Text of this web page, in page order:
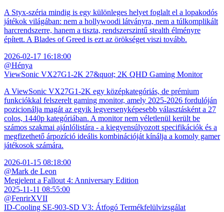
A Styx-széria mindig is egy különleges helyet foglalt el a lopakodós
játékok világában: nem a hollywoodi látványra, nem a túlkomplikált
harcrendszerre, hanem a tiszta, rendszerszintű stealth élményre
épített. A Blades of Greed is ezt az örökséget viszi tovább.
2026-02-17 16:18:00
@Hénya
ViewSonic VX27G1-2K 27&quot; 2K QHD Gaming Monitor
A ViewSonic VX27G1-2K egy középkategóriás, de prémium
funkciókkal felszerelt gaming monitor, amely 2025-2026 fordulóján
pozicionálja magát az egyik legversenyképesebb választásként a 27
colos, 1440p kategóriában. A monitor nem véletlenül került be
számos szakmai ajánlólistára - a kiegyensúlyozott specifikációk és a
megfizethető árpozíció ideális kombinációját kínálja a komoly gamer
játékosok számára.
2026-01-15 08:18:00
@Mark de Leon
Megjelent a Fallout 4: Anniversary Edition
2025-11-11 08:55:00
@FenrirXVII
ID-Cooling SE-903-SD V3: Átfogó Termékfelülvizsgálat